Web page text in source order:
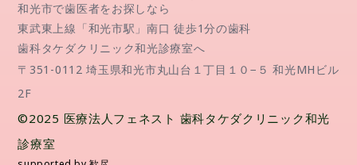
和光市で歯医者をお探しなら
東武東上線「和光市駅」南口 徒歩1分の歯科
歯科タケダクリニック和光診療室へ
〒351-0112 埼玉県和光市丸山台１丁目１０−５ 和光MHビル
2F
©2025 医療法人フェネスト 歯科タケダクリニック和光
診療室